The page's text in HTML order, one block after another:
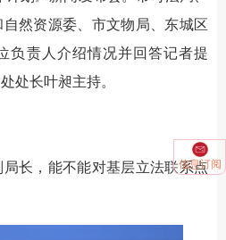
信息订阅
然资源委、市文物局、东城区
负责人介绍情况并回答记者提
处长叶昶主持。
长，能不能对基层立法联系点